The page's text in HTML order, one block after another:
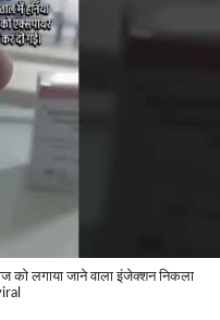
को लगाया जाने वाला इंजेक्शन निकला